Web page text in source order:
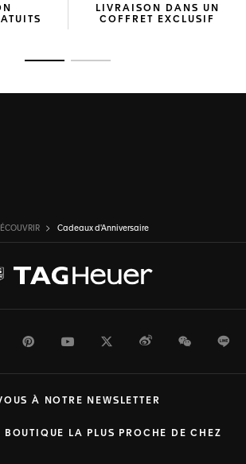
LIVRAISON DANS UN
COFFRET EXCLUSIF
Cadeaux d'Anniversaire
LinkedInPinterestYoutubeTwitterWeiboWeChat
BOUTIQUE LA PLUS PROCHE DE CHEZ
À NOTRE NEWSLETTER